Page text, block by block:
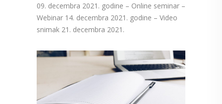
09. decembra 2021. godine – Online seminar –
Webinar 14. decembra 2021. godine – Video
snimak 21. decembra 2021.